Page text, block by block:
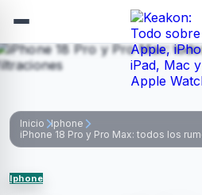
contenido
Inicio Iphone
iPhone 18 Pro y Pro Max: todos los
Iphone